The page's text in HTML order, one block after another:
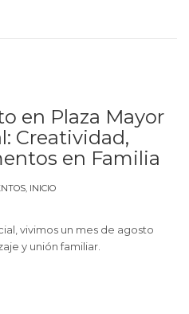
en Plaza Mayor
Creatividad,
en Familia
, INICIO
vivimos un mes de agosto
y unión familiar.